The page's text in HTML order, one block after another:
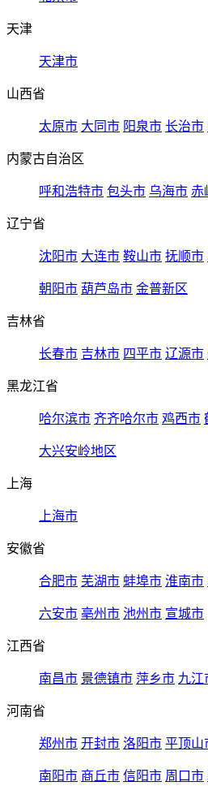
天津
天津市
山西省
太原市 大同市 阳泉市 长治市
内蒙古自治区
呼和浩特市 包头市 乌海市 赤
辽宁省
沈阳市 大连市 鞍山市 抚顺市
朝阳市 葫芦岛市 金普新区
吉林省
长春市 吉林市 四平市 辽源市
黑龙江省
哈尔滨市 齐齐哈尔市 鸡西市
大兴安岭地区
上海
上海市
安徽省
合肥市 芜湖市 蚌埠市 淮南市
六安市 亳州市 池州市 宣城市
江西省
南昌市 景德镇市 萍乡市 九江
河南省
郑州市 开封市 洛阳市 平顶山
南阳市 商丘市 信阳市 周口市